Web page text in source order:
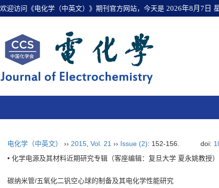
欢迎访问《电化学（中英文）》期刊官方网站，今天是 2026年8月7日
电化学（中英文） ›› 2015 Vol. 21 ›› Issue (2): 152-156. doi:
• 化学电源及其材料近期研究专辑（客座编辑：复旦大学 夏永姚教授）
碳纳米管/五氧化二钒空心球的制备及其电化学性能研究